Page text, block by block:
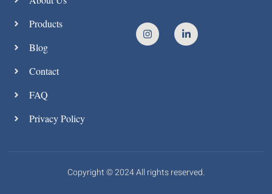
Products
Blog
Contact
FAQ
Privacy Policy
Copyright © 2024 All rights reserved.